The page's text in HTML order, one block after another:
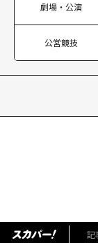
劇場・公演
公営競技
記